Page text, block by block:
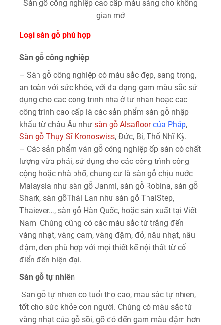
Sàn gỗ công nghiệp cao cấp màu sáng cho không
gian mở
Loại sàn gỗ phù hợp
Sàn gỗ công nghiệp
– Sàn gỗ công nghiệp có màu sắc đẹp, sang trọng,
an toàn với sức khỏe, với đa dạng gam màu sắc sử
dụng cho các công trình nhà ở tư nhân hoặc các
công trình cao cấp là các sản phẩm sàn gỗ nhập
khẩu từ châu Âu như sàn gỗ Alsafloorcủa Pháp,
Sàn gỗ Thụy Sĩ Kronoswiss, Đức, Bỉ, Thổ Nhĩ Kỳ.
– Các sản phẩm ván gỗ công nghiệp ốp sàn có chất
lượng vừa phải, sử dụng cho các công trình công
cộng hoặc nhà phố, chung cư là sàn gỗ chịu nước
Malaysia như sàn gỗ Janmi, sàn gỗ Robina, sàn gỗ
Shark, sàn gỗThái Lan như sàn gỗ ThaiStep,
Thaiever…, sàn gỗ Hàn Quốc, hoặc sản xuất tại Viết
Nam. Chúng cũng có các màu sắc từ trắng đến
vàng nhạt, vàng cam, vàng đậm, đỏ, nâu nhạt, nâu
đậm, đen phù hợp với mọi thiết kế nội thất từ cổ
điển đến hiện đại.
Sàn gỗ tự nhiên
Sàn gỗ tự nhiên có tuổi thọ cao, màu sắc tự nhiên,
tốt cho sức khỏe con người. Chúng có màu sắc từ
vàng nhạt của gỗ sồi, gõ đỏ đến gam màu đậm hơn